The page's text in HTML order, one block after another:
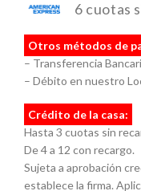
6 cuotas
Otros métodos de
– Transferencia
– Débito en nuestro
Crédito de la casa:
Hasta 3 cuotas sin
De 4 a 12 con recargo.
Sujeta a aprobación
establece la firma.